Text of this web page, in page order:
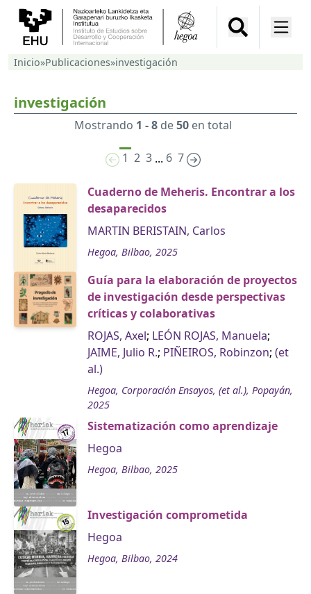
Inicio»Publicaciones»investigación
investigación
Mostrando 1 - 8de50en total
1 2 3 ... 6 7
Cuaderno de Meheris. Encontrar a los
desaparecidos
MARTIN BERISTAIN, Carlos
Hegoa, Bilbao, 2025
Guía para la elaboración de proyectos
de investigación desde perspectivas
críticas y colaborativas
ROJAS, Axel; LEÓN ROJAS, Manuela;
JAIME, Julio R.; PIÑEIROS, Robinzon; (et
al.)
Hegoa, Corporación Ensayos, (et al.), Popayán,
2025
Sistematización como aprendizaje
Hegoa
Hegoa, Bilbao, 2025
Investigación comprometida
Hegoa
Hegoa, Bilbao, 2024